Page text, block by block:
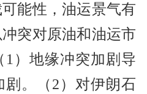
能性，油运景气有
突对原油和油运市
）地缘冲突加剧导
。（2）对伊朗石